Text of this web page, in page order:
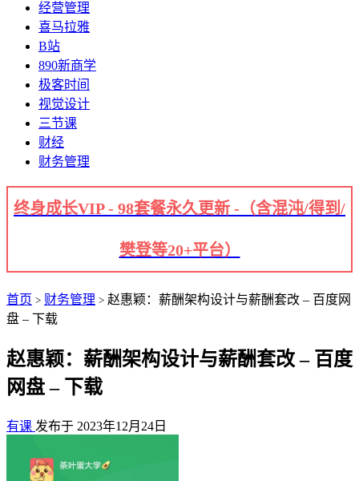
经营管理
喜马拉雅
B站
890新商学
极客时间
视觉设计
三节课
财经
财务管理
终身成长VIP - 98套餐永久更新 -（含混沌/得到/
樊登等20+平台）
首页 > 财务管理 > 赵惠颖：薪酬架构设计与薪酬套改 – 百度网
盘 – 下载
赵惠颖：薪酬架构设计与薪酬套改 – 百度
网盘 – 下载
有课 发布于 2023年12月24日